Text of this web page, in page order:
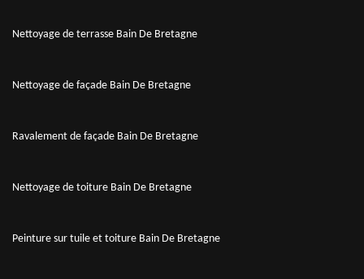
Nettoyage de terrasse Bain De Bretagne
Nettoyage de façade Bain De Bretagne
Ravalement de façade Bain De Bretagne
Nettoyage de toiture Bain De Bretagne
Peinture sur tuile et toiture Bain De Bretagne